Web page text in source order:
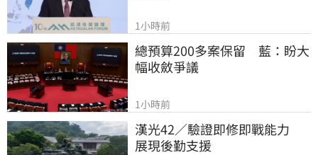
1小時前
總預算200多案保留　藍：盼大
幅收斂爭議
1小時前
漢光42／驗證即修即戰能力
展現後勤支援